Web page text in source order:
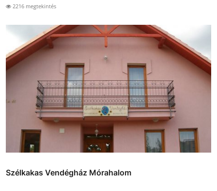
2216 megtekintés
Szélkakas Vendégház Mórahalom